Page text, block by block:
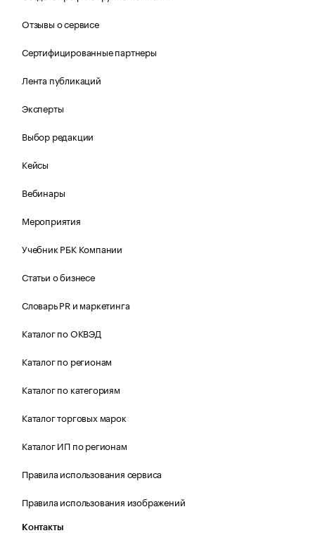
Отзывы о сервисе
Сертифицированные партнеры
Лента публикаций
Эксперты
Выбор редакции
Кейсы
Вебинары
Мероприятия
Учебник РБК Компании
Статьи о бизнесе
Словарь PR и маркетинга
Каталог по ОКВЭД
Каталог по регионам
Каталог по категориям
Каталог торговых марок
Каталог ИП по регионам
Правила использования сервиса
Правила использования изображений
Контакты